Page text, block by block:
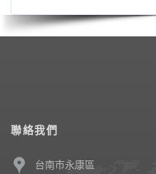
聯絡我們
台南市永康區